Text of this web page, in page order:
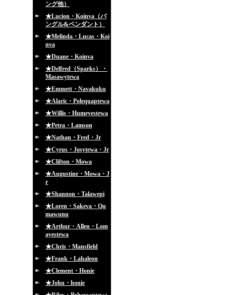
ング他）
★Lucion・Koinva（バ
ングル&ペンダント）
★Melinda・Lucas・Koi
nva
★Duane・Koinva
★Delfred（Sparks）・
Masawytewa
★Emmett・Navakuku
★Alaric・Polequaptewa
★Willis・Humeyestewa
★Petra・Lamson
★Nathan・Fred・Jr
★Cyrus・Josytewa・Jr
★Clifton・Mowa
★Augustine・Mowa・J
r
★Shannon・Talawepi
★Loren・Sakeva・Qu
mawunu
★Arthur・Allen・Lom
ayestewa
★Chris・Mansfield
★Frank・Lahaleon
★Clement・Honie
★John・honie